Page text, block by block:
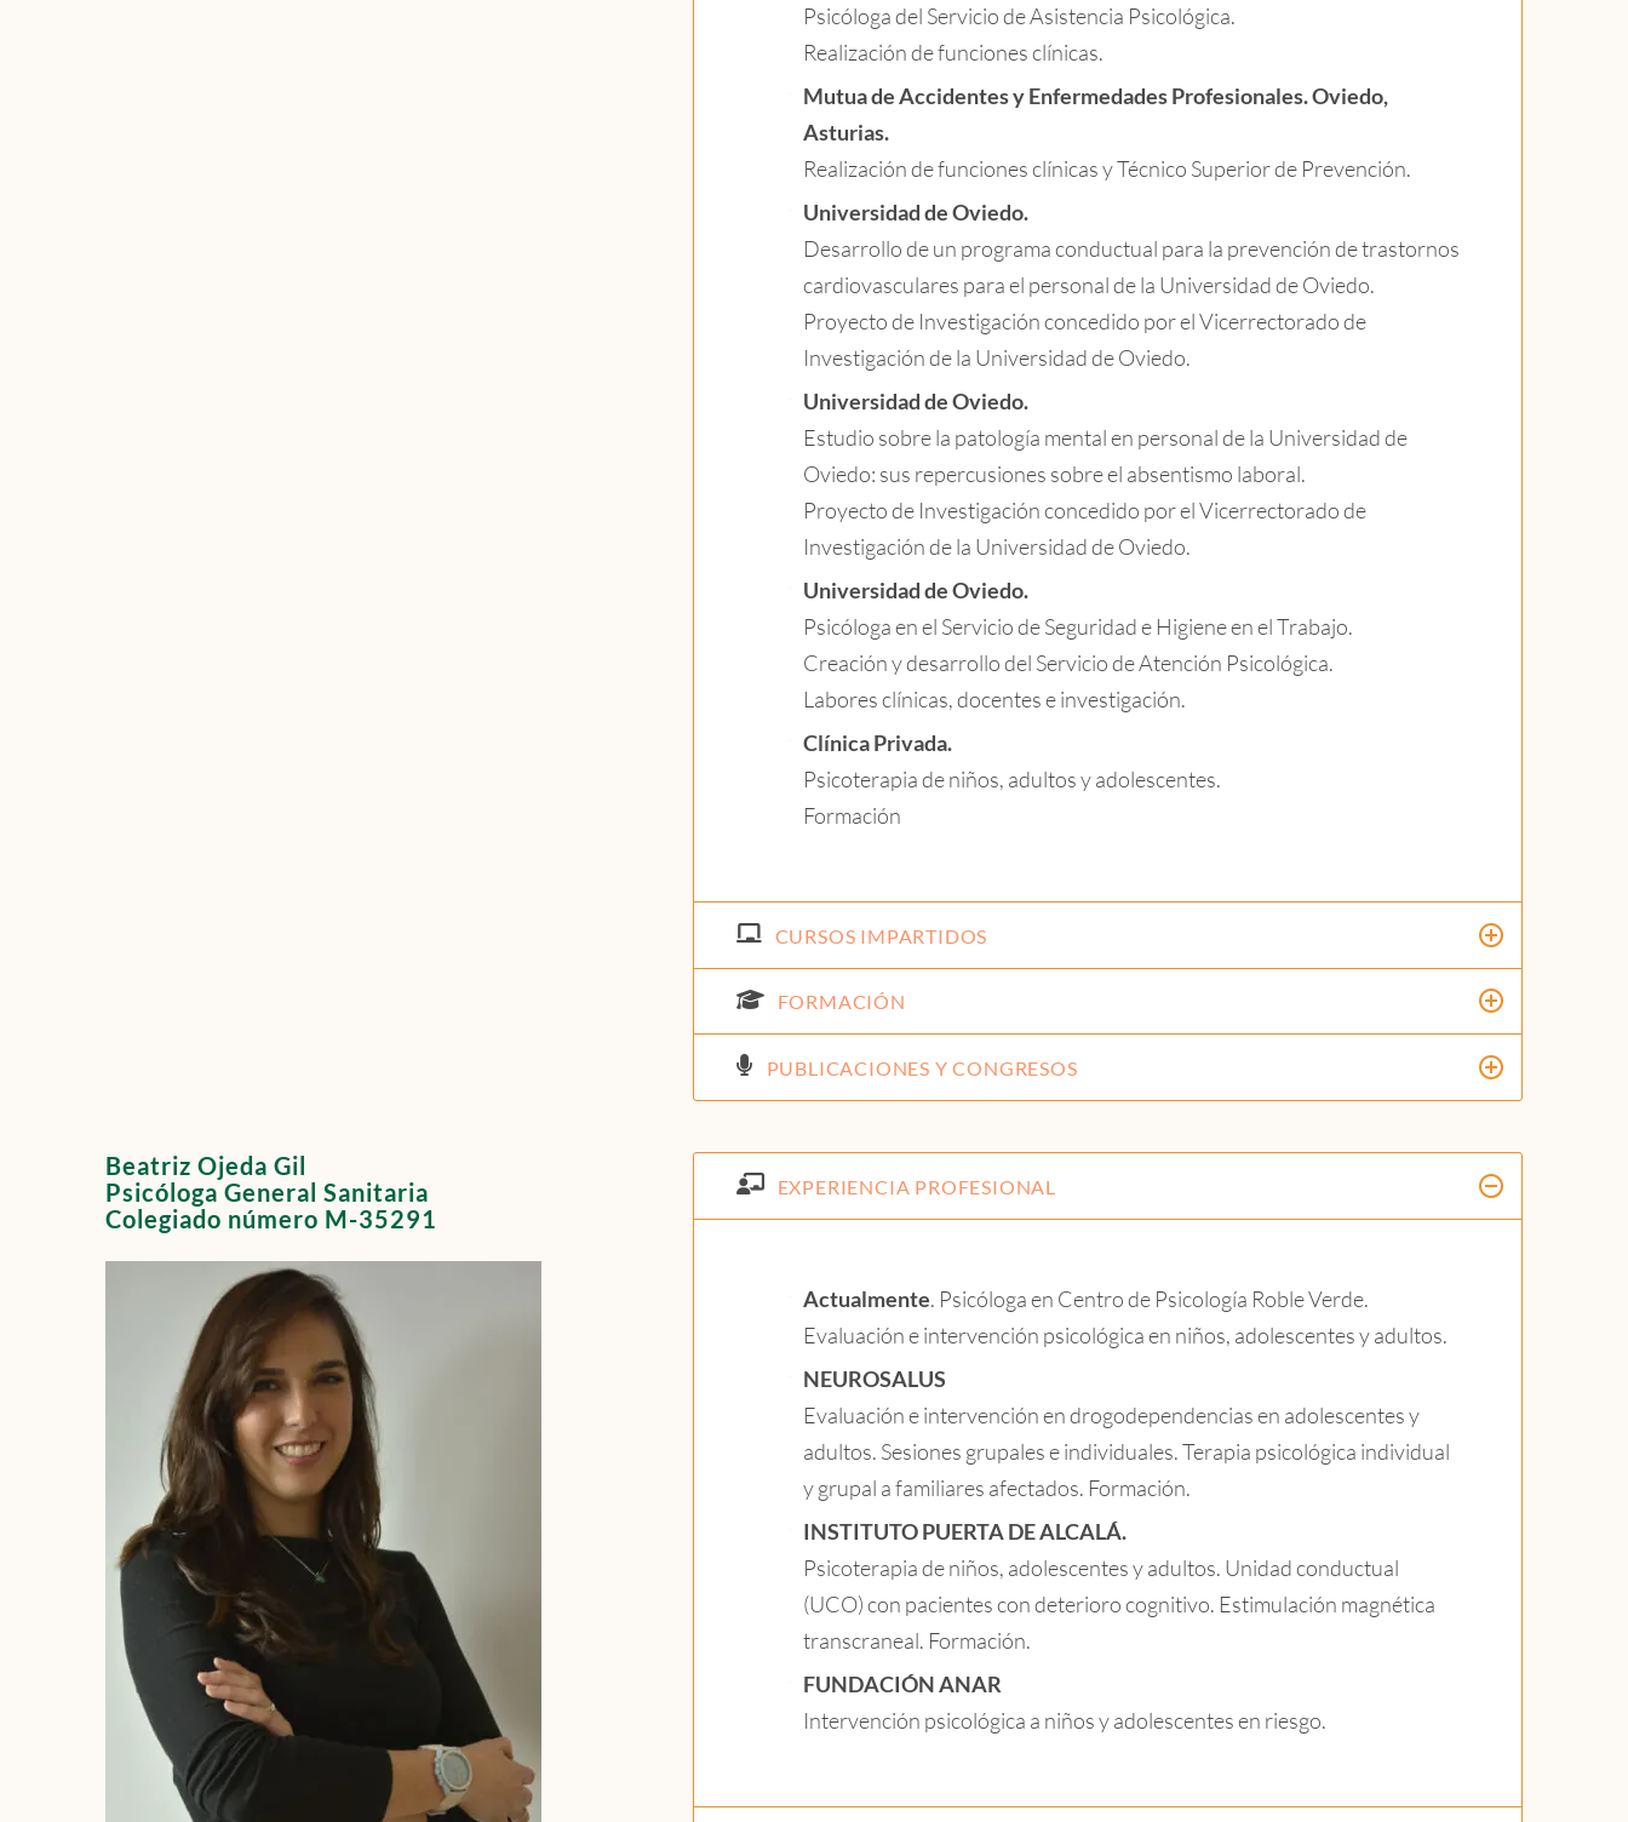
Psicóloga del Servicio de Asistencia Psicológica.
Realización de funciones clínicas.
Mutua de Accidentes y Enfermedades Profesionales. Oviedo,
Asturias.
Realización de funciones clínicas y Técnico Superior de Prevención.
Universidad de Oviedo.
Desarrollo de un programa conductual para la prevención de trastornos
cardiovasculares para el personal de la Universidad de Oviedo.
Proyecto de Investigación concedido por el Vicerrectorado de
Investigación de la Universidad de Oviedo.
Universidad de Oviedo.
Estudio sobre la patología mental en personal de la Universidad de
Oviedo: sus repercusiones sobre el absentismo laboral.
Proyecto de Investigación concedido por el Vicerrectorado de
Investigación de la Universidad de Oviedo.
Universidad de Oviedo.
Psicóloga en el Servicio de Seguridad e Higiene en el Trabajo.
Creación y desarrollo del Servicio de Atención Psicológica.
Labores clínicas, docentes e investigación.
Clínica Privada.
Psicoterapia de niños, adultos y adolescentes.
Formación
CURSOS IMPARTIDOS
FORMACIÓN
PUBLICACIONES Y CONGRESOS
Beatriz Ojeda Gil
Psicóloga General Sanitaria
Colegiado número M-35291
EXPERIENCIA PROFESIONAL
Actualmente. Psicóloga en Centro de Psicología Roble Verde.
Evaluación e intervención psicológica en niños, adolescentes y adultos.
NEUROSALUS
Evaluación e intervención en drogodependencias en adolescentes y
adultos. Sesiones grupales e individuales. Terapia psicológica individual
y grupal a familiares afectados. Formación.
INSTITUTO PUERTA DE ALCALÁ.
Psicoterapia de niños, adolescentes y adultos. Unidad conductual
(UCO) con pacientes con deterioro cognitivo. Estimulación magnética
transcraneal. Formación.
FUNDACIÓN ANAR
Intervención psicológica a niños y adolescentes en riesgo.